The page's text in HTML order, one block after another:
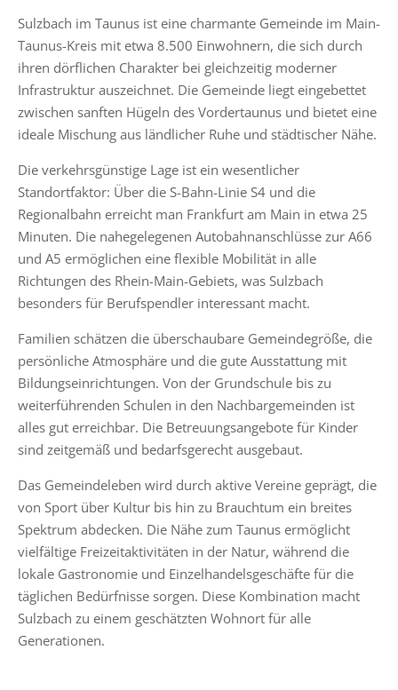
Sulzbach im Taunus ist eine charmante Gemeinde im Main-
Taunus-Kreis mit etwa 8.500 Einwohnern, die sich durch
ihren dörflichen Charakter bei gleichzeitig moderner
Infrastruktur auszeichnet. Die Gemeinde liegt eingebettet
zwischen sanften Hügeln des Vordertaunus und bietet eine
ideale Mischung aus ländlicher Ruhe und städtischer Nähe.
Die verkehrsgünstige Lage ist ein wesentlicher
Standortfaktor: Über die S-Bahn-Linie S4 und die
Regionalbahn erreicht man Frankfurt am Main in etwa 25
Minuten. Die nahegelegenen Autobahnanschlüsse zur A66
und A5 ermöglichen eine flexible Mobilität in alle
Richtungen des Rhein-Main-Gebiets, was Sulzbach
besonders für Berufspendler interessant macht.
Familien schätzen die überschaubare Gemeindegröße, die
persönliche Atmosphäre und die gute Ausstattung mit
Bildungseinrichtungen. Von der Grundschule bis zu
weiterführenden Schulen in den Nachbargemeinden ist
alles gut erreichbar. Die Betreuungsangebote für Kinder
sind zeitgemäß und bedarfsgerecht ausgebaut.
Das Gemeindeleben wird durch aktive Vereine geprägt, die
von Sport über Kultur bis hin zu Brauchtum ein breites
Spektrum abdecken. Die Nähe zum Taunus ermöglicht
vielfältige Freizeitaktivitäten in der Natur, während die
lokale Gastronomie und Einzelhandelsgeschäfte für die
täglichen Bedürfnisse sorgen. Diese Kombination macht
Sulzbach zu einem geschätzten Wohnort für alle
Generationen.